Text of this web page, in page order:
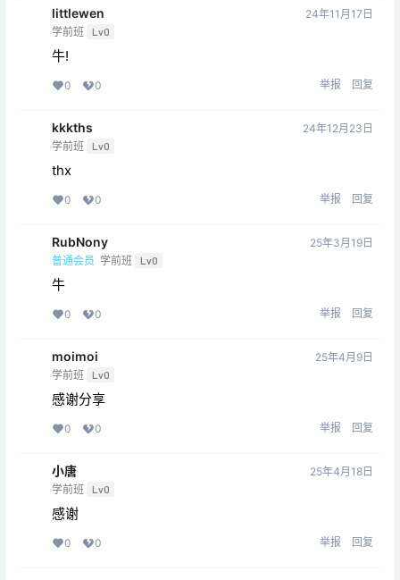
littlewen
学前班 Lv0
24年11月17日
牛!
0 0 举报 回复
kkkths
学前班 Lv0
24年12月23日
thx
0 0 举报 回复
RubNony
普通会员 学前班 Lv0
25年3月19日
牛
0 0 举报 回复
moimoi
学前班 Lv0
25年4月9日
感谢分享
0 0 举报 回复
小唐
学前班 Lv0
25年4月18日
感谢
0 0 举报 回复